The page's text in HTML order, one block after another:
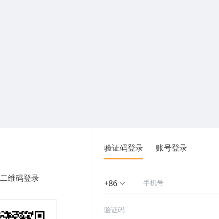
维码登录
验证码登录 账号登录
+86